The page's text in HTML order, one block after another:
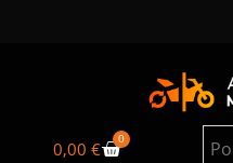
0,00€ 0